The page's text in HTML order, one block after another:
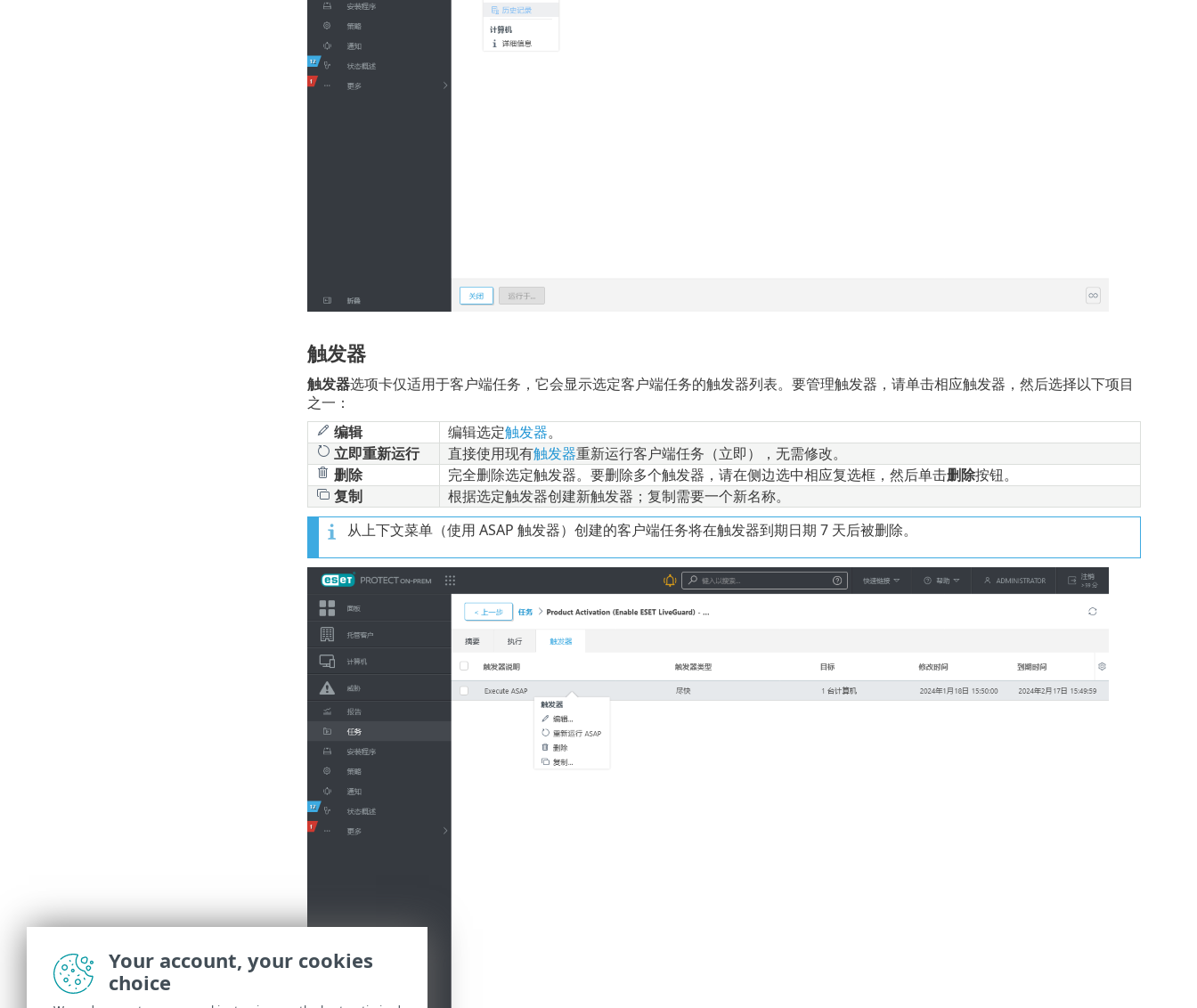
触发器
触发器选项卡仅适用于客户端任务，它会显示选定客户端任务的触发器列表。要管理触发器，请单击相应触发器，然后选择以下项目
之一：
编辑
编辑选定触发器。
立即重新运行
直接使用现有触发器重新运行客户端任务（立即），无需修改。
删除
完全删除选定触发器。要删除多个触发器，请在侧边选中相应复选框，然后单击删除按钮。
复制
根据选定触发器创建新触发器；复制需要一个新名称。
从上下文菜单（使用 ASAP 触发器）创建的客户端任务将在触发器到期日期 7 天后被删除。
Your account, your cookies
choice